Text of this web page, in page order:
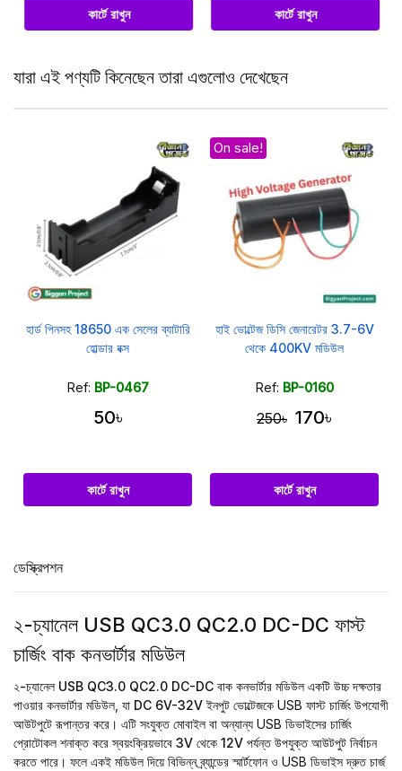
কার্টে রাখুন কার্টে রাখুন
যারা এই পণ্যটি কিনেছেন তারা এগুলোও দেখেছেন
হার্ড পিনসহ 18650 এক সেলের ব্যাটারি
হোল্ডার বক্স
Ref: BP-0467
50৳
কার্টে রাখুন
On sale!
হাই ভোল্টেজ ডিসি জেনারেটর 3.7-6V
থেকে 400KV মডিউল
Ref: BP-0160
250৳ 170৳
কার্টে রাখুন
ডেস্ক্রিপশন
২-চ্যানেল USB QC3.0 QC2.0 DC-DC ফাস্ট
চার্জিং বাক কনভার্টার মডিউল
২-চ্যানেল USB QC3.0 QC2.0 DC-DC বাক কনভার্টার মডিউল একটি উচ্চ দক্ষতার
পাওয়ার কনভার্টার মডিউল, যা DC 6V-32Vইনপুট ভোল্টেজকে USB ফাস্ট চার্জিং উপযোগী
আউটপুটে রূপান্তর করে। এটি সংযুক্ত মোবাইল বা অন্যান্য USB ডিভাইসের চার্জিং
প্রোটোকল শনাক্ত করে স্বয়ংক্রিয়ভাবে 3V থেকে 12V পর্যন্ত উপযুক্ত আউটপুট নির্বাচন
করতে পারে। ফলে একই মডিউল দিয়ে বিভিন্ন ব্র্যান্ডের স্মার্টফোন ও USB ডিভাইস দ্রুত চার্জ